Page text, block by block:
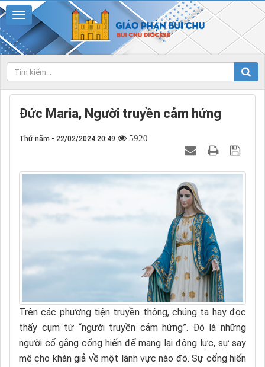
Đức Maria, Người truyền cảm hứng
Thứ năm - 22/02/2024 20:49 5920
Trên các phương tiện truyền thông, chúng ta hay đọc
thấy cụm từ “người truyền cảm hứng”. Đó là những
người cố gắng cống hiến để mang lại động lực, sự say
mê cho khán giả về một lãnh vực nào đó. Sự cống hiến